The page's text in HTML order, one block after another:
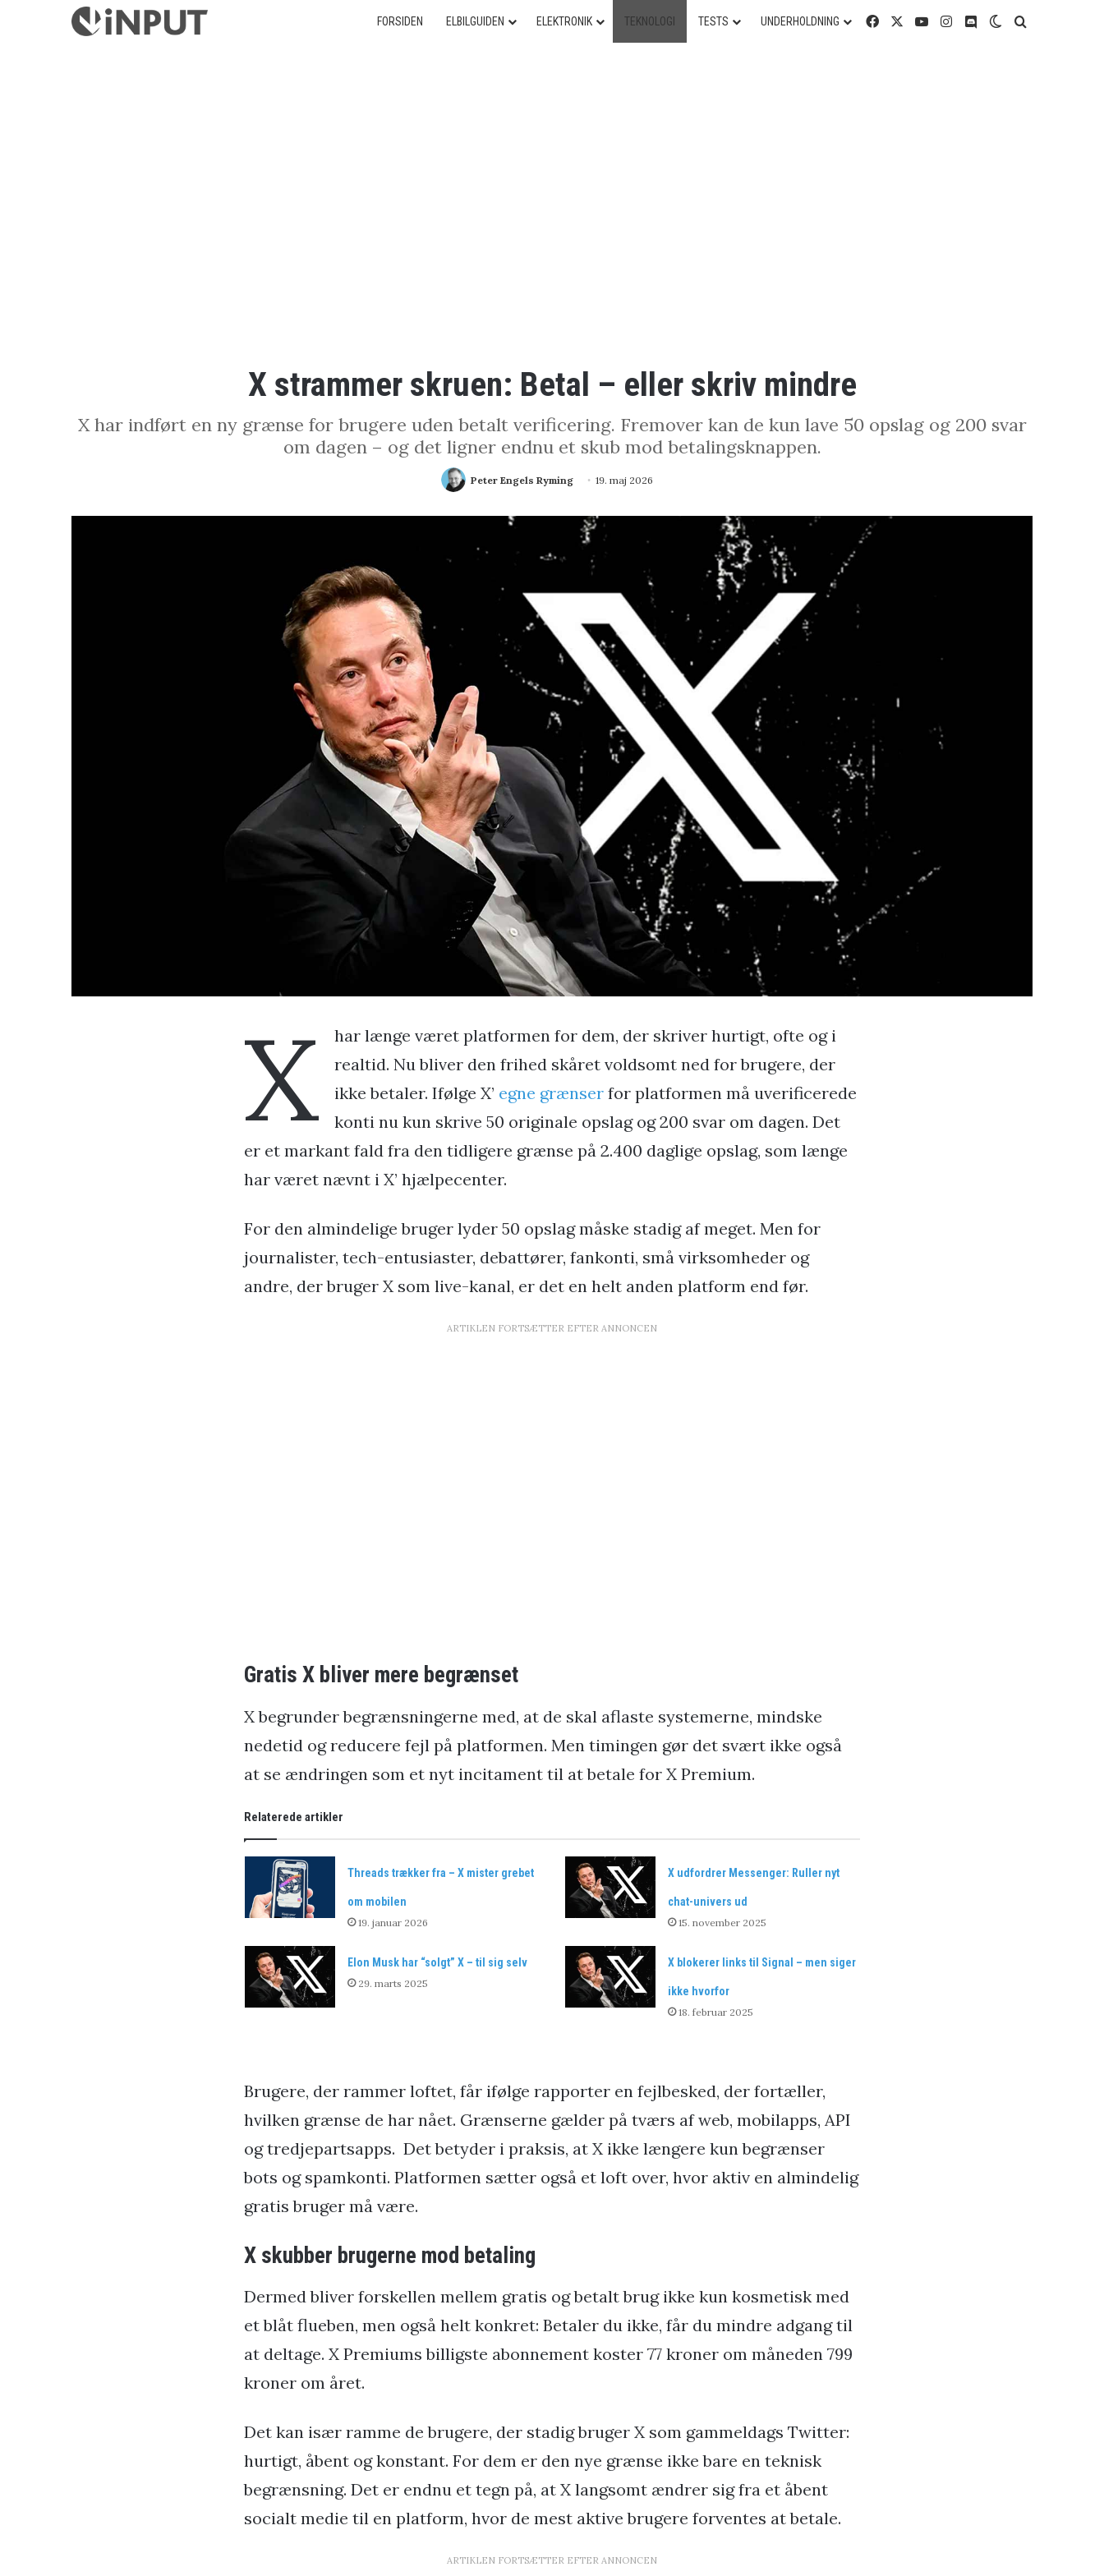
FORSIDEN ELBILGUIDEN ELEKTRONIK TEKNOLOGI TESTS UNDERHOLDNING FacebookYouTubeInstagram
DiscordSwitch skin
X strammer skruen: Betal – eller skriv mindre
X har indført en ny grænse for brugere uden betalt verificering. Fremover kan de kun lave 50 opslag og 200 svar
om dagen – og det ligner endnu et skub mod betalingsknappen.
Peter Engels Ryming 19. maj 2026
X
har længe været platformen for dem, der skriver hurtigt, ofte og i
realtid. Nu bliver den frihed skåret voldsomt ned for brugere, der
ikke betaler. Ifølge X’ egne grænser for platformen må uverificerede
konti nu kun skrive 50 originale opslag og 200 svar om dagen. Det
er et markant fald fra den tidligere grænse på 2.400 daglige opslag, som længe
har været nævnt i X’ hjælpecenter.
For den almindelige bruger lyder 50 opslag måske stadig af meget. Men for
journalister, tech-entusiaster, debattører, fankonti, små virksomheder og
andre, der bruger X som live-kanal, er det en helt anden platform end før.
ARTIKLEN FORTSÆTTER EFTER ANNONCEN
Gratis X bliver mere begrænset
X begrunder begrænsningerne med, at de skal aflaste systemerne, mindske
nedetid og reducere fejl på platformen. Men timingen gør det svært ikke også
at se ændringen som et nyt incitament til at betale for X Premium.
Relaterede artikler
Threads trækker fra – X mister grebet
om mobilen
19. januar 2026
X udfordrer Messenger: Ruller nyt
chat-univers ud
15. november 2025
Elon Musk har “solgt” X – til sig selv
29. marts 2025
X blokerer links til Signal – men siger
ikke hvorfor
18. februar 2025
Brugere, der rammer loftet, får ifølge rapporter en fejlbesked, der fortæller,
hvilken grænse de har nået. Grænserne gælder på tværs af web, mobilapps, API
og tredjepartsapps. Det betyder i praksis, at X ikke længere kun begrænser
bots og spamkonti. Platformen sætter også et loft over, hvor aktiv en almindelig
gratis bruger må være.
X skubber brugerne mod betaling
Dermed bliver forskellen mellem gratis og betalt brug ikke kun kosmetisk med
et blåt flueben, men også helt konkret: Betaler du ikke, får du mindre adgang til
at deltage. X Premiums billigste abonnement koster 77 kroner om måneden 799
kroner om året.
Det kan især ramme de brugere, der stadig bruger X som gammeldags Twitter:
hurtigt, åbent og konstant. For dem er den nye grænse ikke bare en teknisk
begrænsning. Det er endnu et tegn på, at X langsomt ændrer sig fra et åbent
socialt medie til en platform, hvor de mest aktive brugere forventes at betale.
ARTIKLEN FORTSÆTTER EFTER ANNONCEN